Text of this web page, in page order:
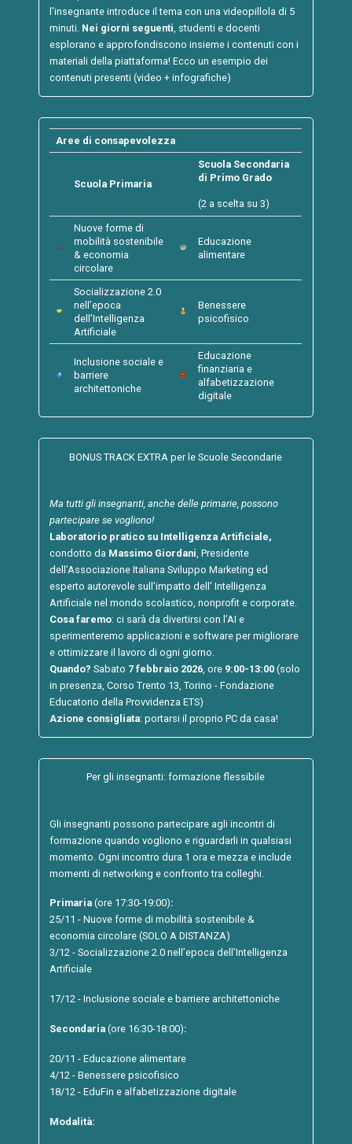
l'insegnante introduce il tema con una videopillola di 5
minuti. Nei giorni seguenti, studenti e docenti
esplorano e approfondiscono insieme i contenuti con i
materiali della piattaforma! Ecco un esempio dei
contenuti presenti (video + infografiche)
Aree di consapevolezza
Scuola Primaria
Scuola Secondaria
di Primo Grado
(2 a scelta su 3)
Nuove forme di
mobilità sostenibile
& economia
circolare
Educazione
alimentare
Socializzazione 2.0
nell’epoca
dell’Intelligenza
Artificiale
Benessere
psicofisico
Inclusione sociale e
barriere
architettoniche
Educazione
finanziaria e
alfabetizzazione
digitale
BONUS TRACK EXTRA per le Scuole Secondarie
Ma tutti gli insegnanti, anche delle primarie, possono
partecipare se vogliono!
Laboratorio pratico su Intelligenza Artificiale,
condotto da Massimo Giordani, Presidente
dell’Associazione Italiana Sviluppo Marketing ed
esperto autorevole sull’impatto dell’ Intelligenza
Artificiale nel mondo scolastico, nonprofit e corporate.
Cosa faremo: ci sarà da divertirsi con l’AI e
sperimenteremo applicazioni e software per migliorare
e ottimizzare il lavoro di ogni giorno.
Quando?Sabato 7 febbraio 2026, ore 9:00-13:00 (solo
in presenza, Corso Trento 13, Torino - Fondazione
Educatorio della Provvidenza ETS)
Azione consigliata: portarsi il proprio PC da casa!
Per gli insegnanti: formazione flessibile
Gli insegnanti possono partecipare agli incontri di
formazione quando vogliono e riguardarli in qualsiasi
momento. Ogni incontro dura 1 ora e mezza e include
momenti di networking e confronto tra colleghi.
Primaria(ore 17:30-19:00):
25/11 - Nuove forme di mobilità sostenibile &
economia circolare (SOLO A DISTANZA)
3/12 - Socializzazione 2.0 nell’epoca dell’Intelligenza
Artificiale
17/12 - Inclusione sociale e barriere architettoniche
Secondaria(ore 16:30-18:00):
20/11 - Educazione alimentare
4/12 - Benessere psicofisico
18/12 - EduFin e alfabetizzazione digitale
Modalità: